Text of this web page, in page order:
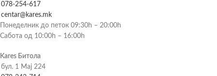
078-254-617
centar@kares.mk
Понеделник до петок 09:30h – 20:00h
Сабота од 10:00h – 16:00h
Kares Битола
бул. 1 Мај 224